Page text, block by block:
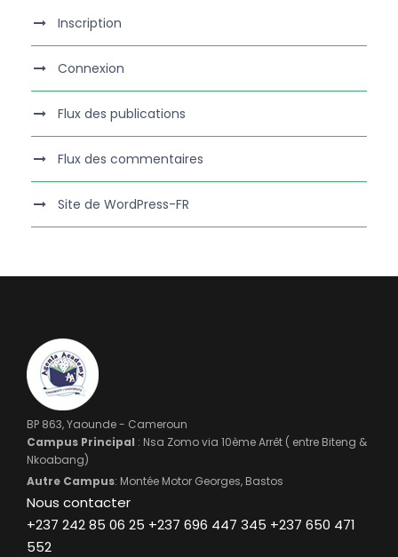
Inscription
Connexion
Flux des publications
Flux des commentaires
Site de WordPress-FR
BP 863, Yaounde - Cameroun
Campus Principal : Nsa Zomo via 10ème Arrêt ( entre Biteng &
Nkoabang)
Autre Campus: Montée Motor Georges, Bastos
Nous contacter
+237 242 85 06 25 +237 696 447 345 +237 650 471
552